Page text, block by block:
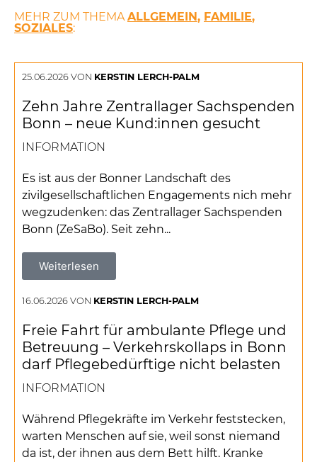
MEHR ZUM THEMA ALLGEMEIN, FAMILIE,
SOZIALES:
25.06.2026 VON KERSTIN LERCH-PALM
Zehn Jahre Zentrallager Sachspenden
Bonn – neue Kund:innen gesucht
INFORMATION
Es ist aus der Bonner Landschaft des
zivilgesellschaftlichen Engagements nich mehr
wegzudenken: das Zentrallager Sachspenden
Bonn (ZeSaBo). Seit zehn...
Weiterlesen
16.06.2026 VON KERSTIN LERCH-PALM
Freie Fahrt für ambulante Pflege und
Betreuung – Verkehrskollaps in Bonn
darf Pflegebedürftige nicht belasten
INFORMATION
Während Pflegekräfte im Verkehr feststecken,
warten Menschen auf sie, weil sonst niemand
da ist, der ihnen aus dem Bett hilft. Kranke